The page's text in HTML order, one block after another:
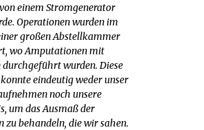
einem Stromgenerator
Operationen wurden im
großen Abstellkammer
wo Amputationen mit
wurden. Diese
eindeutig weder unser
noch unsere
um das Ausmaß der
zu behandeln, die wir sahen.